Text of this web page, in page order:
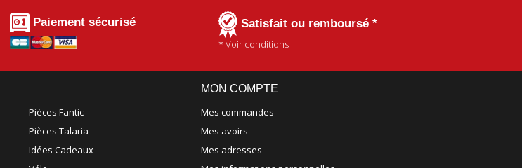
Paiement sécurisé Satisfait ou remboursé *
* Voir conditions
Pièces Fantic
Pièces Talaria
Idées Cadeaux
MON COMPTE
Mes commandes
Mes avoirs
Mes adresses